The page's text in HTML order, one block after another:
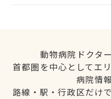
動物病院ドクタ
首都圏を中心としてエ
病院情
路線・駅・行政区だけ